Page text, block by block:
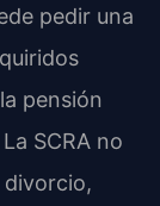
pedir una
pensión
SCRA no
divorcio,